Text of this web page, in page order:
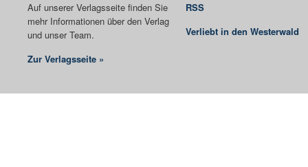
Auf unserer Verlagsseite finden Sie
mehr Informationen über den Verlag
und unser Team.
Zur Verlagsseite »
RSS
Verliebt in den Westerwald